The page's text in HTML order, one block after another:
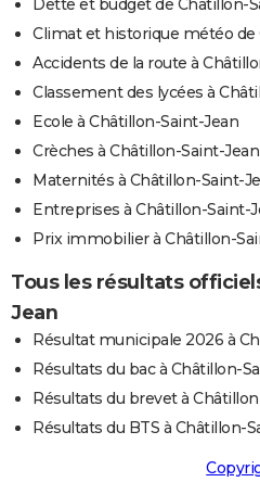
Dette et budget de Châtillon-
Climat et historique météo de
Accidents de la route à
Classement des lycées à
Ecole à Châtillon-Saint-Jean
Crèches à Châtillon-Saint-Jean
Maternités à Châtillon-Saint-
Entreprises à Châtillon-Saint-
Prix immobilier à Châtillon-
Tous les résultats
Jean
Résultat municipale 2026 à
Résultats du bac à Châtillon-
Résultats du brevet à
Résultats du BTS à Châtillon-